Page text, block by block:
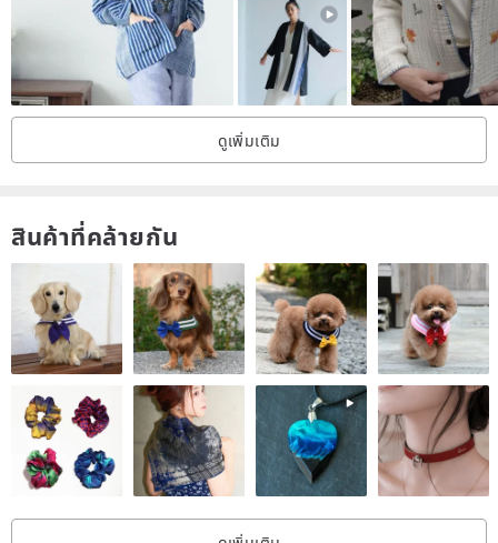
double sided plaid belt
I really like the fabric this time, there are many layers of small
details in it that can be seen for a long time
The place where the neckline is turned over is the fabric we
specially picked out when we went to the cloth market again! (forgot
to take a picture)
The color is very beautiful, it is a little golden tea in the dead leaves
✩
ดูเพิ่มเติม
สินค้าที่คล้ายกัน